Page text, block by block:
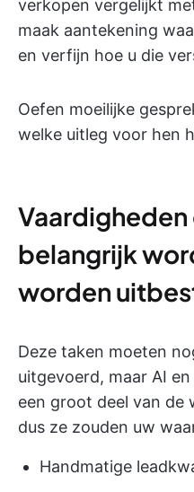
verkopen vergelijkt
maak aantekening
en verfijn hoe u die
Oefen moeilijke
welke uitleg voor hen
belangrijk
worden
Deze taken moeten
uitgevoerd, maar AI
een groot deel van de
dus ze zouden uw
Handmatige